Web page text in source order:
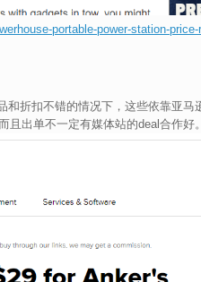
portable-power-station-
折扣不错的情况下，这些依靠亚马
出单不一定有媒体站的deal合作好。